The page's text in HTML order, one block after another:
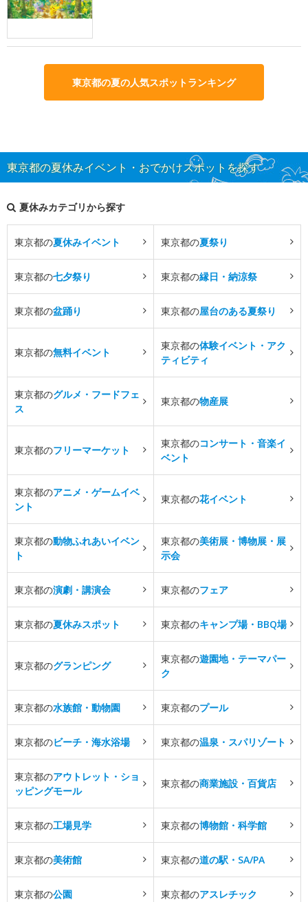
東京都の夏の人気スポットランキング
東京都の夏休みイベント・おでかけスポットを探す
夏休みカテゴリから探す
東京都の夏休みイベント 東京都の夏祭り
東京都の七夕祭り 東京都の縁日・納涼祭
東京都の盆踊り 東京都の屋台のある夏祭り
東京都の無料イベント
東京都の体験イベント・アク
ティビティ
東京都のグルメ・フードフェ
ス
東京都の物産展
東京都のフリーマーケット
東京都のコンサート・音楽イ
ベント
東京都のアニメ・ゲームイベ
ント
東京都の花イベント
東京都の動物ふれあいイベン
ト
東京都の美術展・博物展・展
示会
東京都の演劇・講演会 東京都のフェア
東京都の夏休みスポット 東京都のキャンプ場・BBQ場
東京都のグランピング
東京都の遊園地・テーマパー
ク
東京都の水族館・動物園 東京都のプール
東京都のビーチ・海水浴場 東京都の温泉・スパリゾート
東京都のアウトレット・ショ
ッピングモール
東京都の商業施設・百貨店
東京都の工場見学 東京都の博物館・科学館
東京都の美術館 東京都の道の駅・SA/PA
東京都の公園 東京都のアスレチック